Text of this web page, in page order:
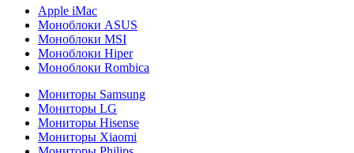
Apple iMac
Моноблоки ASUS
Моноблоки MSI
Моноблоки Hiper
Моноблоки Rombica
Мониторы Samsung
Мониторы LG
Мониторы Hisense
Мониторы Xiaomi